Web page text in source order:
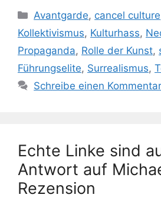
Kategorien
Avantgarde, cancel culture
Kollektivismus, Kulturhass,
Propaganda, Rolle der Kunst,
Führungselite, Surrealismus,
Schreibe einen Kommentar
Echte Linke sind
Antwort auf
Rezension